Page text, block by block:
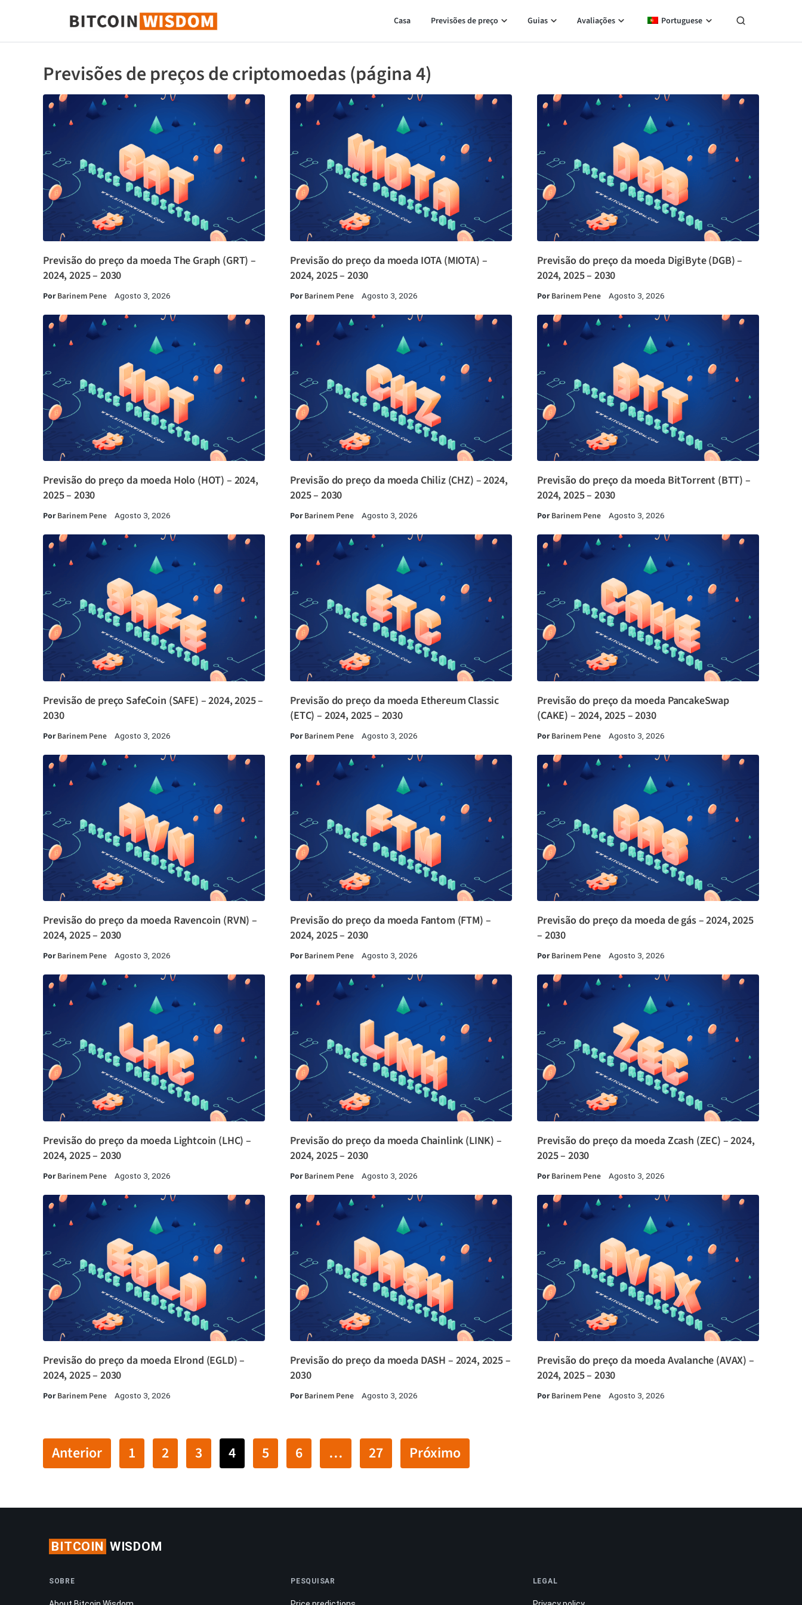
Sabedoria do Bitcoin
Casa Previsões de preço Guias Avaliações Portuguese
Previsões de preços de criptomoedas (página 4)
Previsão do preço da moeda The Graph (GRT) –
2024, 2025 – 2030
PorBarinem Pene Agosto 3, 2026
Previsão do preço da moeda IOTA (MIOTA) –
2024, 2025 – 2030
PorBarinem Pene Agosto 3, 2026
Previsão do preço da moeda DigiByte (DGB) –
2024, 2025 – 2030
PorBarinem Pene Agosto 3, 2026
Previsão do preço da moeda Holo (HOT) – 2024,
2025 – 2030
PorBarinem Pene Agosto 3, 2026
Previsão do preço da moeda Chiliz (CHZ) – 2024,
2025 – 2030
PorBarinem Pene Agosto 3, 2026
Previsão do preço da moeda BitTorrent (BTT) –
2024, 2025 – 2030
PorBarinem Pene Agosto 3, 2026
Previsão de preço SafeCoin (SAFE) – 2024, 2025 –
2030
PorBarinem Pene Agosto 3, 2026
Previsão do preço da moeda Ethereum Classic
(ETC) – 2024, 2025 – 2030
PorBarinem Pene Agosto 3, 2026
Previsão do preço da moeda PancakeSwap
(CAKE) – 2024, 2025 – 2030
PorBarinem Pene Agosto 3, 2026
Previsão do preço da moeda Ravencoin (RVN) –
2024, 2025 – 2030
PorBarinem Pene Agosto 3, 2026
Previsão do preço da moeda Fantom (FTM) –
2024, 2025 – 2030
PorBarinem Pene Agosto 3, 2026
Previsão do preço da moeda de gás – 2024, 2025
– 2030
PorBarinem Pene Agosto 3, 2026
Previsão do preço da moeda Lightcoin (LHC) –
2024, 2025 – 2030
PorBarinem Pene Agosto 3, 2026
Previsão do preço da moeda Chainlink (LINK) –
2024, 2025 – 2030
PorBarinem Pene Agosto 3, 2026
Previsão do preço da moeda Zcash (ZEC) – 2024,
2025 – 2030
PorBarinem Pene Agosto 3, 2026
Previsão do preço da moeda Elrond (EGLD) –
2024, 2025 – 2030
PorBarinem Pene Agosto 3, 2026
Previsão do preço da moeda DASH – 2024, 2025 –
2030
PorBarinem Pene Agosto 3, 2026
Previsão do preço da moeda Avalanche (AVAX) –
2024, 2025 – 2030
PorBarinem Pene Agosto 3, 2026
Anterior 1 2 3 4 5 6 … 27 Próximo
BITCOIN WISDOM
SOBRE PESQUISAR LEGAL